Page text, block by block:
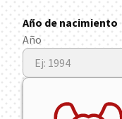
Año de nacimiento
Año